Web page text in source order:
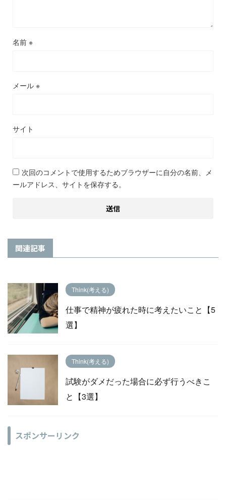
名前 ※
メール ※
サイト
次回のコメントで使用するためブラウザーに自分の名前、メ
ールアドレス、サイトを保存する。
関連記事
Think(考える)
仕事で精神が疲れた時に考えたいこと【5
選】
Think(考える)
試験がダメだった場合に必ず行うべきこ
と【3選】
スポンサーリンク